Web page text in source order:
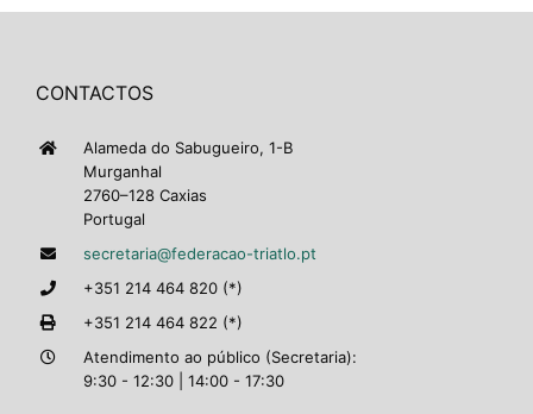
CONTACTOS
Alameda do Sabugueiro, 1-B
Murganhal
2760–128 Caxias
Portugal
secretaria@federacao-triatlo.pt
+351 214 464 820 (*)
+351 214 464 822 (*)
Atendimento ao público (Secretaria):
9:30 - 12:30 | 14:00 - 17:30